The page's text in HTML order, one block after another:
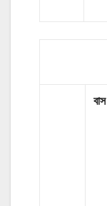
বাস